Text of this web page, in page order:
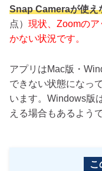
Snap Cameraが使え
点） 現状、Zoomの
かない状況です。
アプリはMac版・
できない状態になっ
います。Windows版
える場合もあるようで
こ